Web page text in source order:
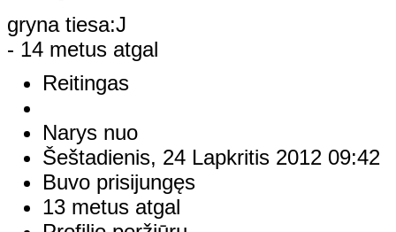
gryna tiesa:J
- 14 metus atgal
Reitingas
Narys nuo
Šeštadienis, 24 Lapkritis 2012 09:42
Buvo prisijungęs
13 metus atgal